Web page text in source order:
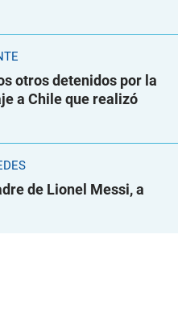
otros detenidos por la
a Chile que realizó
de Lionel Messi, a